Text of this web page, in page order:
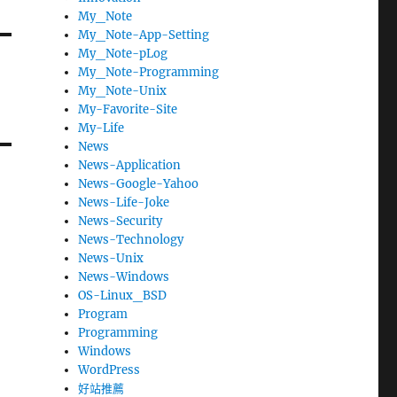
My_Note
My_Note-App-Setting
My_Note-pLog
My_Note-Programming
My_Note-Unix
My-Favorite-Site
My-Life
News
News-Application
News-Google-Yahoo
News-Life-Joke
News-Security
News-Technology
News-Unix
News-Windows
OS-Linux_BSD
Program
Programming
Windows
WordPress
好站推薦